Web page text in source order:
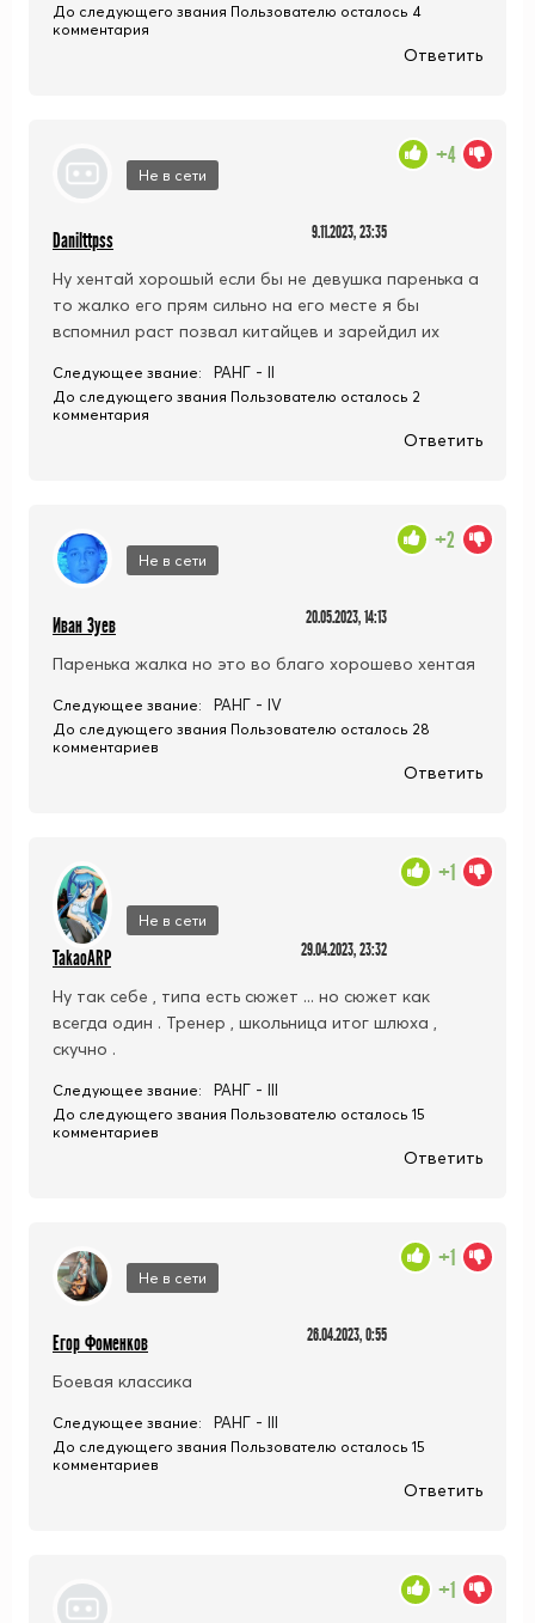
До следующего звания Пользователю осталось 4
комментария
Ответить
Не в сети
Danilttpss 9.11.2023, 23:35
Ну хентай хорошый если бы не девушка паренька а
то жалко его прям сильно на его месте я бы
вспомнил раст позвал китайцев и зарейдил их
+4
Следующее звание: РАНГ - II
До следующего звания Пользователю осталось 2
комментария
Ответить
Не в сети
Иван Зуев 20.05.2023, 14:13
Паренька жалка но это во благо хорошево хентая
+2
Следующее звание: РАНГ - IV
До следующего звания Пользователю осталось 28
комментариев
Ответить
Не в сети
TakaoARP 29.04.2023, 23:32
Ну так себе , типа есть сюжет ... но сюжет как
всегда один . Тренер , школьница итог шлюха ,
скучно .
+1
Следующее звание: РАНГ - III
До следующего звания Пользователю осталось 15
комментариев
Ответить
Не в сети
Егор Фоменков 26.04.2023, 0:55
Боевая классика
+1
Следующее звание: РАНГ - III
До следующего звания Пользователю осталось 15
комментариев
Ответить
+1